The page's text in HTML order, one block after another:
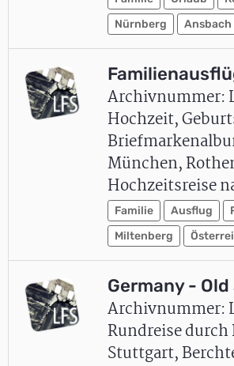
Nürnberg
Ansbach
Archivnummer:
Hochzeit,
München,
Hochzeitsreise
Familie Ausflug
Miltenberg
Germany -
Archivnummer:
Rundreise
Stuttgart,